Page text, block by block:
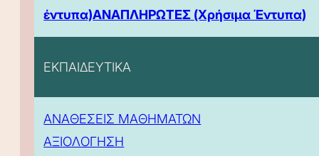
έντυπα)ΑΝΑΠΛΗΡΩΤΕΣ (Χρήσιμα Έντυπα)
ΕΚΠΑΙΔΕΥΤΙΚΑ
ΑΝΑΘΕΣΕΙΣ ΜΑΘΗΜΑΤΩΝ
ΑΞΙΟΛΟΓΗΣΗ